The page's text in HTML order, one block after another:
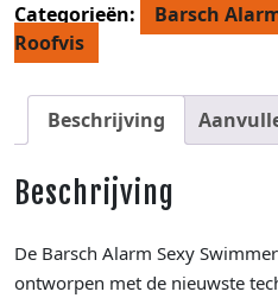
Categorieën:
Barsch
Roofvis
Beschrijving
Beschrijving
De Barsch Alarm Sexy
ontworpen met de nieuwste